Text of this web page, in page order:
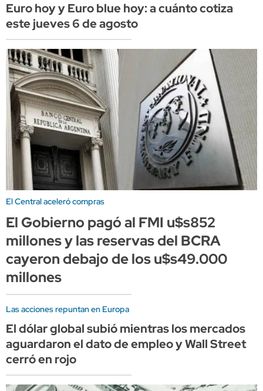
Euro hoy y Euro blue hoy: a cuánto cotiza
este jueves 6 de agosto
El Central aceleró compras
El Gobierno pagó al FMI u$s852
millones y las reservas del BCRA
cayeron debajo de los u$s49.000
millones
Las acciones repuntan en Europa
El dólar global subió mientras los mercados
aguardaron el dato de empleo y Wall Street
cerró en rojo